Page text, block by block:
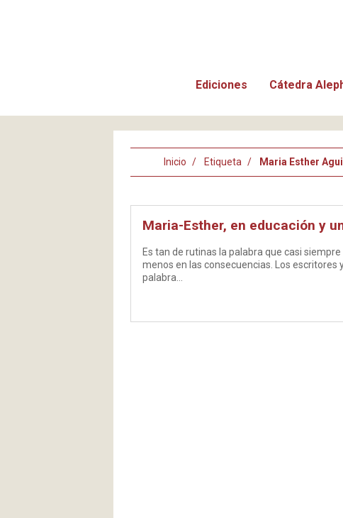
Ediciones Cátedra
Inicio Etiqueta Maria Esther
Maria-Esther, en educación y
Es tan de rutinas la palabra que casi
menos en las consecuencias. Los
palabra…